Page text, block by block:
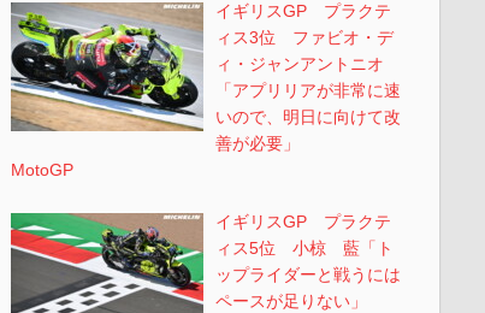
イギリスGP プラクテ
ィス3位 ファビオ・デ
ィ・ジャンアントニオ
「アプリリアが非常に速
いので、明日に向けて改
善が必要」
MotoGP
イギリスGP プラクテ
ィス5位 小椋 藍「ト
ップライダーと戦うには
ペースが足りない」